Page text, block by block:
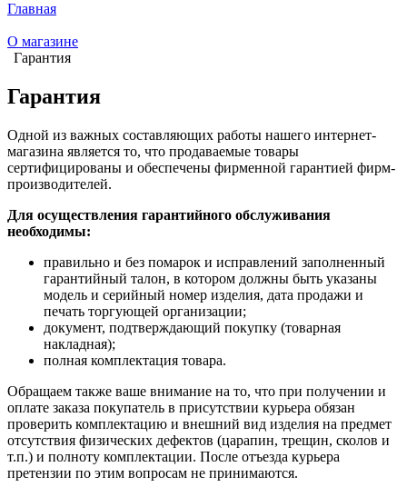
Главная
О магазине
Гарантия
Гарантия
Одной из важных составляющих работы нашего интернет-
магазина является то, что продаваемые товары
сертифицированы и обеспечены фирменной гарантией фирм-
производителей.
Для осуществления гарантийного обслуживания
необходимы:
правильно и без помарок и исправлений заполненный
гарантийный талон, в котором должны быть указаны
модель и серийный номер изделия, дата продажи и
печать торгующей организации;
документ, подтверждающий покупку (товарная
накладная);
полная комплектация товара.
Обращаем также ваше внимание на то, что при получении и
оплате заказа покупатель в присутствии курьера обязан
проверить комплектацию и внешний вид изделия на предмет
отсутствия физических дефектов (царапин, трещин, сколов и
т.п.) и полноту комплектации. После отъезда курьера
претензии по этим вопросам не принимаются.